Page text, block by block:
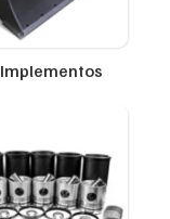
Implementos